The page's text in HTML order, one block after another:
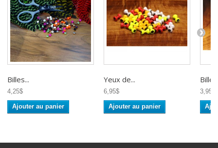
Billes...
4,25$
Ajouter au panier
Yeux de...
6,95$
Ajouter au panier
3,95$